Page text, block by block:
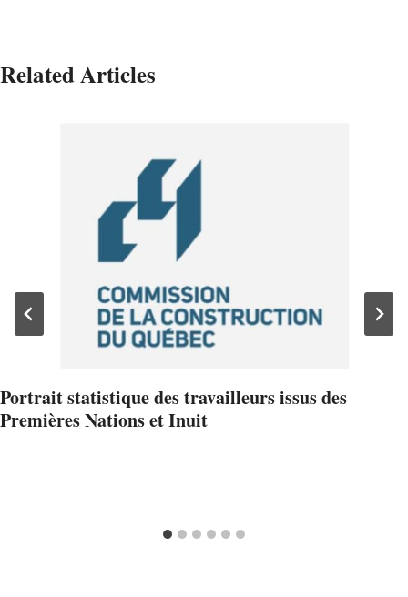
Related Articles
Portrait statistique des travailleurs issus des
Premières Nations et Inuit